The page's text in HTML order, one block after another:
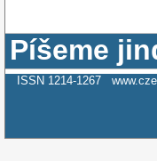
Píšeme
ISSN 1214-1267